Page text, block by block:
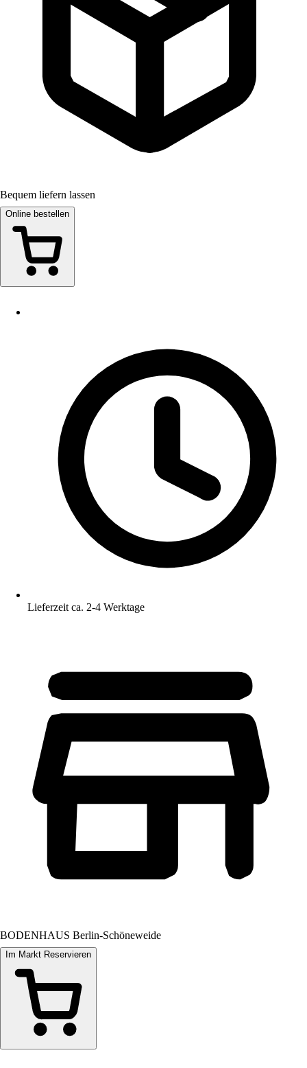
Bequem liefern lassen
Online bestellen
Lieferzeit ca. 2-4 Werktage
BODENHAUS Berlin-Schöneweide
Im Markt Reservieren